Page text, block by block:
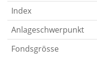
Index
Anlageschwerpunkt
Fondsgrösse